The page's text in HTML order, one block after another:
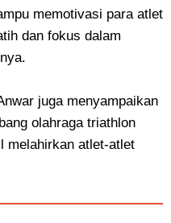
memotivasi para atlet
dan fokus dalam
juga menyampaikan
olahraga triathlon
melahirkan atlet-atlet